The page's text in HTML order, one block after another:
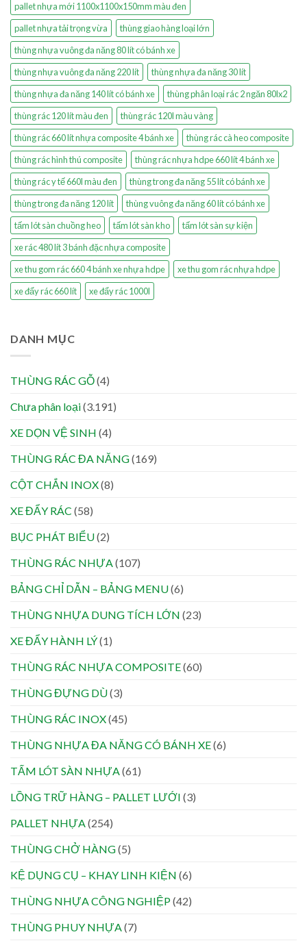
pallet nhựa mới 1100x1100x150mm màu đen
pallet nhựa tải trọng vừa
thùng giao hàng loại lớn
thùng nhựa vuông đa năng 80 lít có bánh xe
thùng nhựa vuông đa năng 220 lít
thùng nhựa đa năng 30 lít
thùng nhựa đa năng 140 lít có bánh xe
thùng phân loại rác 2 ngăn 80lx2
thùng rác 120 lít màu đen
thùng rác 120l màu vàng
thùng rác 660 lít nhựa composite 4 bánh xe
thùng rác cà heo composite
thùng rác hình thú composite
thùng rác nhựa hdpe 660 lít 4 bánh xe
thùng rác y tế 660l màu đen
thùng trong đa năng 55 lít có bánh xe
thùng trong đa năng 120 lít
thùng vuông đa năng 60 lít có bánh xe
tấm lót sàn chuồng heo
tấm lót sàn kho
tấm lót sàn sự kiện
xe rác 480 lít 3 bánh đặc nhựa composite
xe thu gom rác 660 4 bánh xe nhựa hdpe
xe thu gom rác nhựa hdpe
xe đẩy rác 660 lít
xe đẩy rác 1000l
DANH MỤC
THÙNG RÁC GỖ(4)
Chưa phân loại(3.191)
XE DỌN VỆ SINH (4)
THÙNG RÁC ĐA NĂNG(169)
CỘT CHẮN INOX(8)
XE ĐẨY RÁC (58)
BỤC PHÁT BIỂU(2)
THÙNG RÁC NHỰA(107)
BẢNG CHỈ DẪN – BẢNG MENU(6)
THÙNG NHỰA DUNG TÍCH LỚN (23)
XE ĐẨY HÀNH LÝ(1)
THÙNG RÁC NHỰA COMPOSITE(60)
THÙNG ĐỰNG DÙ(3)
THÙNG RÁC INOX(45)
THÙNG NHỰA ĐA NĂNG CÓ BÁNH XE(6)
TẤM LÓT SÀN NHỰA(61)
LỒNG TRỮ HÀNG – PALLET LƯỚI (3)
PALLET NHỰA(254)
THÙNG CHỞ HÀNG(5)
KỆ DỤNG CỤ – KHAY LINH KIỆN (6)
THÙNG NHỰA CÔNG NGHIỆP(42)
THÙNG PHUY NHỰA(7)